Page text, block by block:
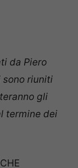
da Piero
sono riuniti
gli
termine dei